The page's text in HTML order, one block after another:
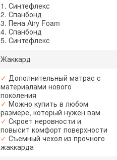
1. Синтефлекс
2. Спанбонд
3. Пена Airy Foam
4. Спанбонд
5. Синтефлекс
Жаккард
✓ Дополнительный матрас с
материалами нового
поколения
✓ Можно купить в любом
размере, который нужен вам
✓ Скроет неровности и
повысит комфорт поверхности
✓ Съемный чехол из прочного
жаккарда